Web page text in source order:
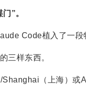
”。
Code植入了一段
三样东西。
（上海）或